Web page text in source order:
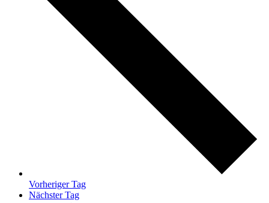
Vorheriger Tag
Nächster Tag